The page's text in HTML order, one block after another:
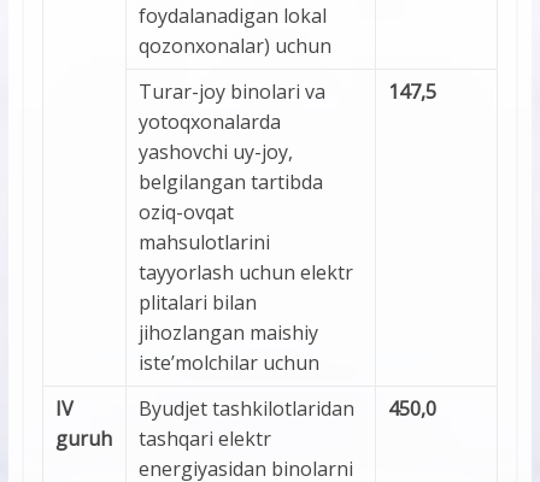
foydalanadigan lokal
qozonxonalar) uchun
Turar-joy binolari va
yotoqxonalarda
yashovchi uy-joy,
belgilangan tartibda
oziq-ovqat
mahsulotlarini
tayyorlash uchun elektr
plitalari bilan
jihozlangan maishiy
iste’molchilar uchun
147,5
IV
guruh
Byudjet tashkilotlaridan
tashqari elektr
energiyasidan binolarni
450,0